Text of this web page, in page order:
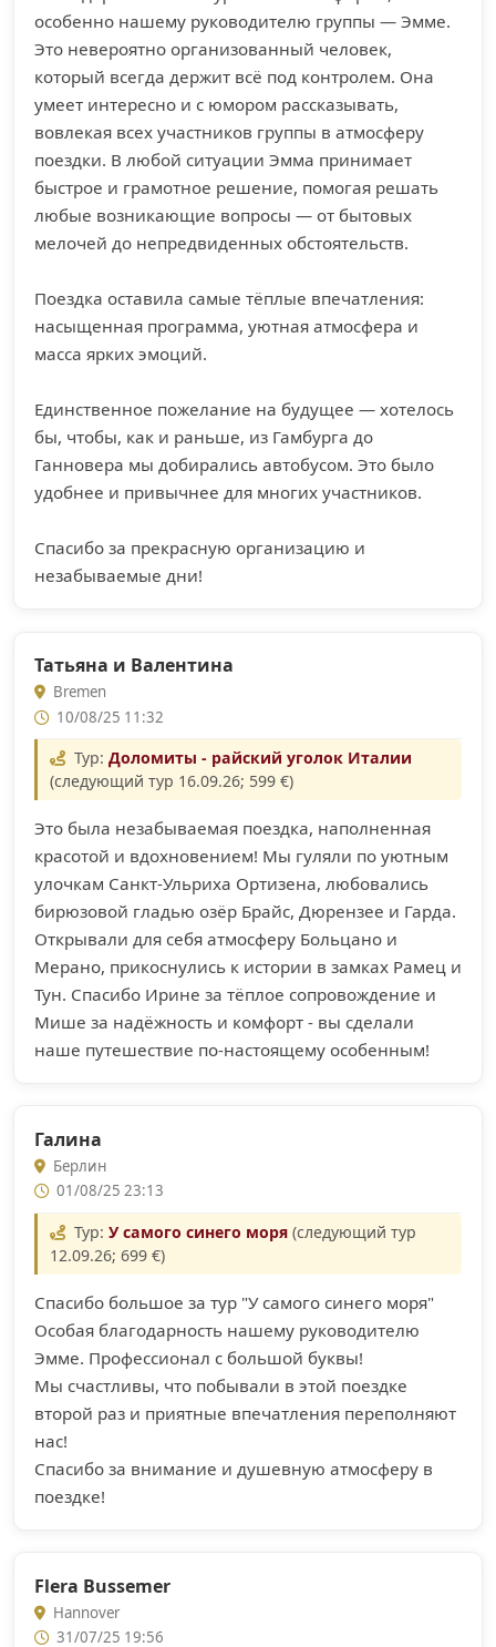
особенно нашему руководителю группы — Эмме.
Это невероятно организованный человек,
который всегда держит всё под контролем. Она
умеет интересно и с юмором рассказывать,
вовлекая всех участников группы в атмосферу
поездки. В любой ситуации Эмма принимает
быстрое и грамотное решение, помогая решать
любые возникающие вопросы — от бытовых
мелочей до непредвиденных обстоятельств.
Поездка оставила самые тёплые впечатления:
насыщенная программа, уютная атмосфера и
масса ярких эмоций.
Единственное пожелание на будущее — хотелось
бы, чтобы, как и раньше, из Гамбурга до
Ганновера мы добирались автобусом. Это было
удобнее и привычнее для многих участников.
Спасибо за прекрасную организацию и
незабываемые дни!
Татьяна и Валентина
Bremen
10/08/25 11:32
Тур: Доломиты - райский уголок Италии
(следующий тур 16.09.26; 599 €)
Это была незабываемая поездка, наполненная
красотой и вдохновением! Мы гуляли по уютным
улочкам Санкт-Ульриха Ортизена, любовались
бирюзовой гладью озёр Брайс, Дюрензее и Гарда.
Открывали для себя атмосферу Больцано и
Мерано, прикоснулись к истории в замках Рамец и
Тун. Спасибо Ирине за тёплое сопровождение и
Мише за надёжность и комфорт - вы сделали
наше путешествие по-настоящему особенным!
Галина
Берлин
01/08/25 23:13
Тур: У самого синего моря(следующий тур
12.09.26; 699 €)
Спасибо большое за тур "У самого синего моря"
Особая благодарность нашему руководителю
Эмме. Профессионал с большой буквы!
Мы счастливы, что побывали в этой поездке
второй раз и приятные впечатления переполняют
нас!
Спасибо за внимание и душевную атмосферу в
поездке!
Flera Bussemer
Hannover
31/07/25 19:56